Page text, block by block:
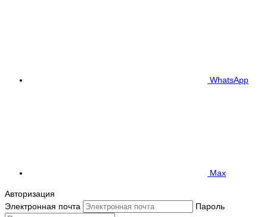
WhatsApp
Max
Авторизация
Электронная почта
Пароль